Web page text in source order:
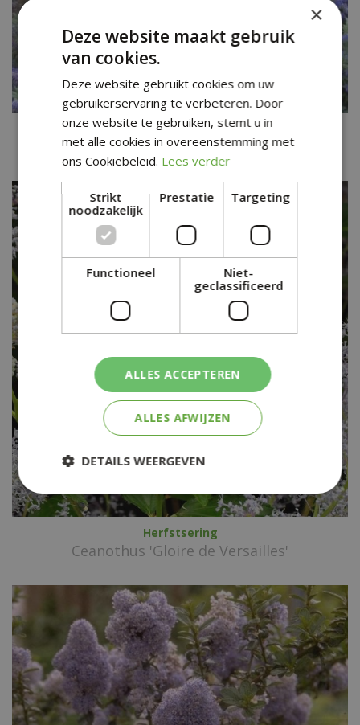
Amerikaanse sering
Ceanothus arboreus 'Trewithen Blue'
Herfstsering
Ceanothus 'Gloire de Versailles'
×
Deze website maakt gebruik
van cookies.
Deze website gebruikt cookies om uw
gebruikerservaring te verbeteren. Door
onze website te gebruiken, stemt u in
met alle cookies in overeenstemming met
ons Cookiebeleid. Lees verder
Strikt
noodzakelijk
Prestatie Targeting
Functioneel
Niet-
geclassificeerd
ALLES ACCEPTEREN
ALLES AFWIJZEN
DETAILS WEERGEVEN